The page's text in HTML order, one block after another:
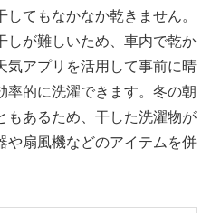
てもなかなか乾きません。
しが難しいため、車内で乾か
気アプリを活用して事前に晴
率的に洗濯できます。冬の朝
もあるため、干した洗濯物が
や扇風機などのアイテムを併